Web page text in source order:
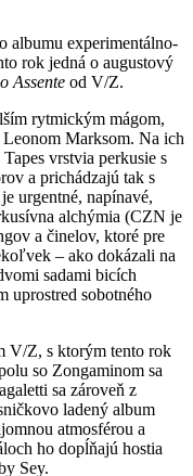
albumu experimentálno-
rok jedná o augustový
Assente od V/Z.
rytmickým mágom,
Marksom. Na ich
vrstvia perkusie s
a prichádzajú tak s
urgentné, napínavé,
alchýmia (CZN je
a činelov, ktoré pre
– ako dokázali na
sadami bicích
uprostred sobotného
V/Z, s ktorým tento rok
so Zongaminom sa
sa zároveň z
ladený album
atmosférou a
ho dopĺňajú hostia
Sey.